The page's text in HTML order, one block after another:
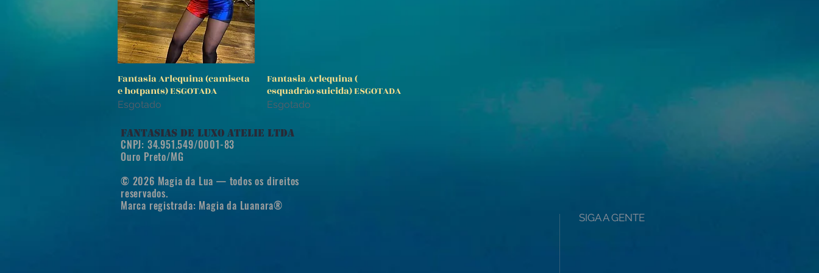
Visualização rápida
Fantasia Arlequina (camiseta
e hotpants) ESGOTADA
Esgotado
Visualização rápida
Fantasia Arlequina (
esquadrão suicida) ESGOTADA
Esgotado
FANTASIAS DE LUXO ATELIE LTDA
CNPJ: 34.951.549/0001-83
Ouro Preto/MG
© 2026 Magia da Lua — todos os direitos
reservados.
Marca registrada: Magia da Luanara®
SIGA A GENTE